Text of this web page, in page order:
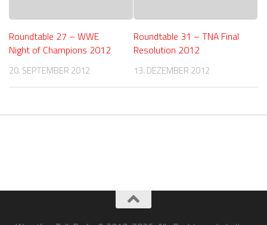
Roundtable 27 – WWE
Night of Champions 2012
20. SEPTEMBER 2012
Roundtable 31 – TNA Final
Resolution 2012
13. DEZEMBER 2012